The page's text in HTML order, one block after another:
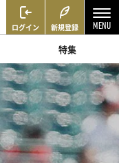
ログイン 新規登録
特集